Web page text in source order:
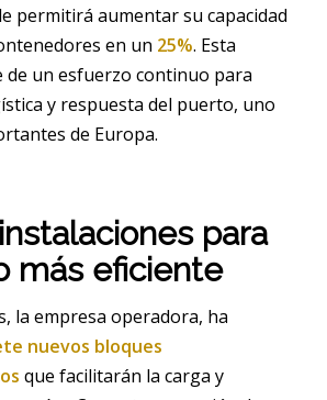
permitirá aumentar su capacidad
en un 25%. Esta
de un esfuerzo continuo para
y respuesta del puerto, uno
de Europa.
para
más eficiente
la empresa operadora, ha
nuevos bloques
que facilitarán la carga y